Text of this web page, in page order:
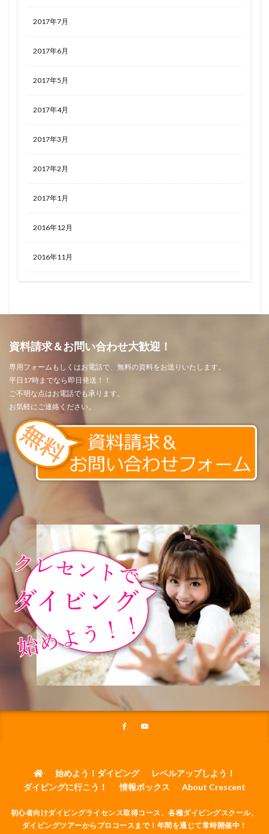
2017年7月
2017年6月
2017年5月
2017年4月
2017年3月
2017年2月
2017年1月
2016年12月
2016年11月
資料請求＆お問い合わせ大歓迎！
専用フォームもしくはお電話で、無料の資料をお送りいたします。
平日17時までなら即日発送！！
ご不明な点はお電話でも承ります。
お気軽にご連絡ください。
始めよう！ダイビング
レベルアップしよう！
ダイビングに行こう！
情報ボックス About Crescent
初心者向けダイビングライセンス取得コース、各種ダイビングスクール、
ダイビングツアーからプロコースまで！年間を通じて常時開催中！